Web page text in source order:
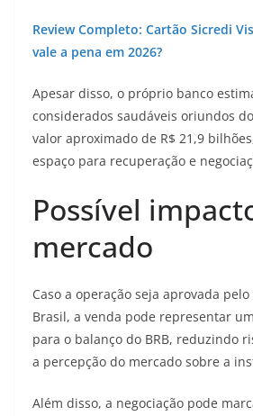
Review Completo: Cartão Sicredi
vale a pena em 2026?
Apesar disso, o próprio banco
considerados saudáveis oriundos
valor aproximado de R$ 21,9
espaço para recuperação e
Possível
mercado
Caso a operação seja aprovada
Brasil, a venda pode representar
para o balanço do BRB, reduzindo
a percepção do mercado sobre a
Além disso, a negociação pode